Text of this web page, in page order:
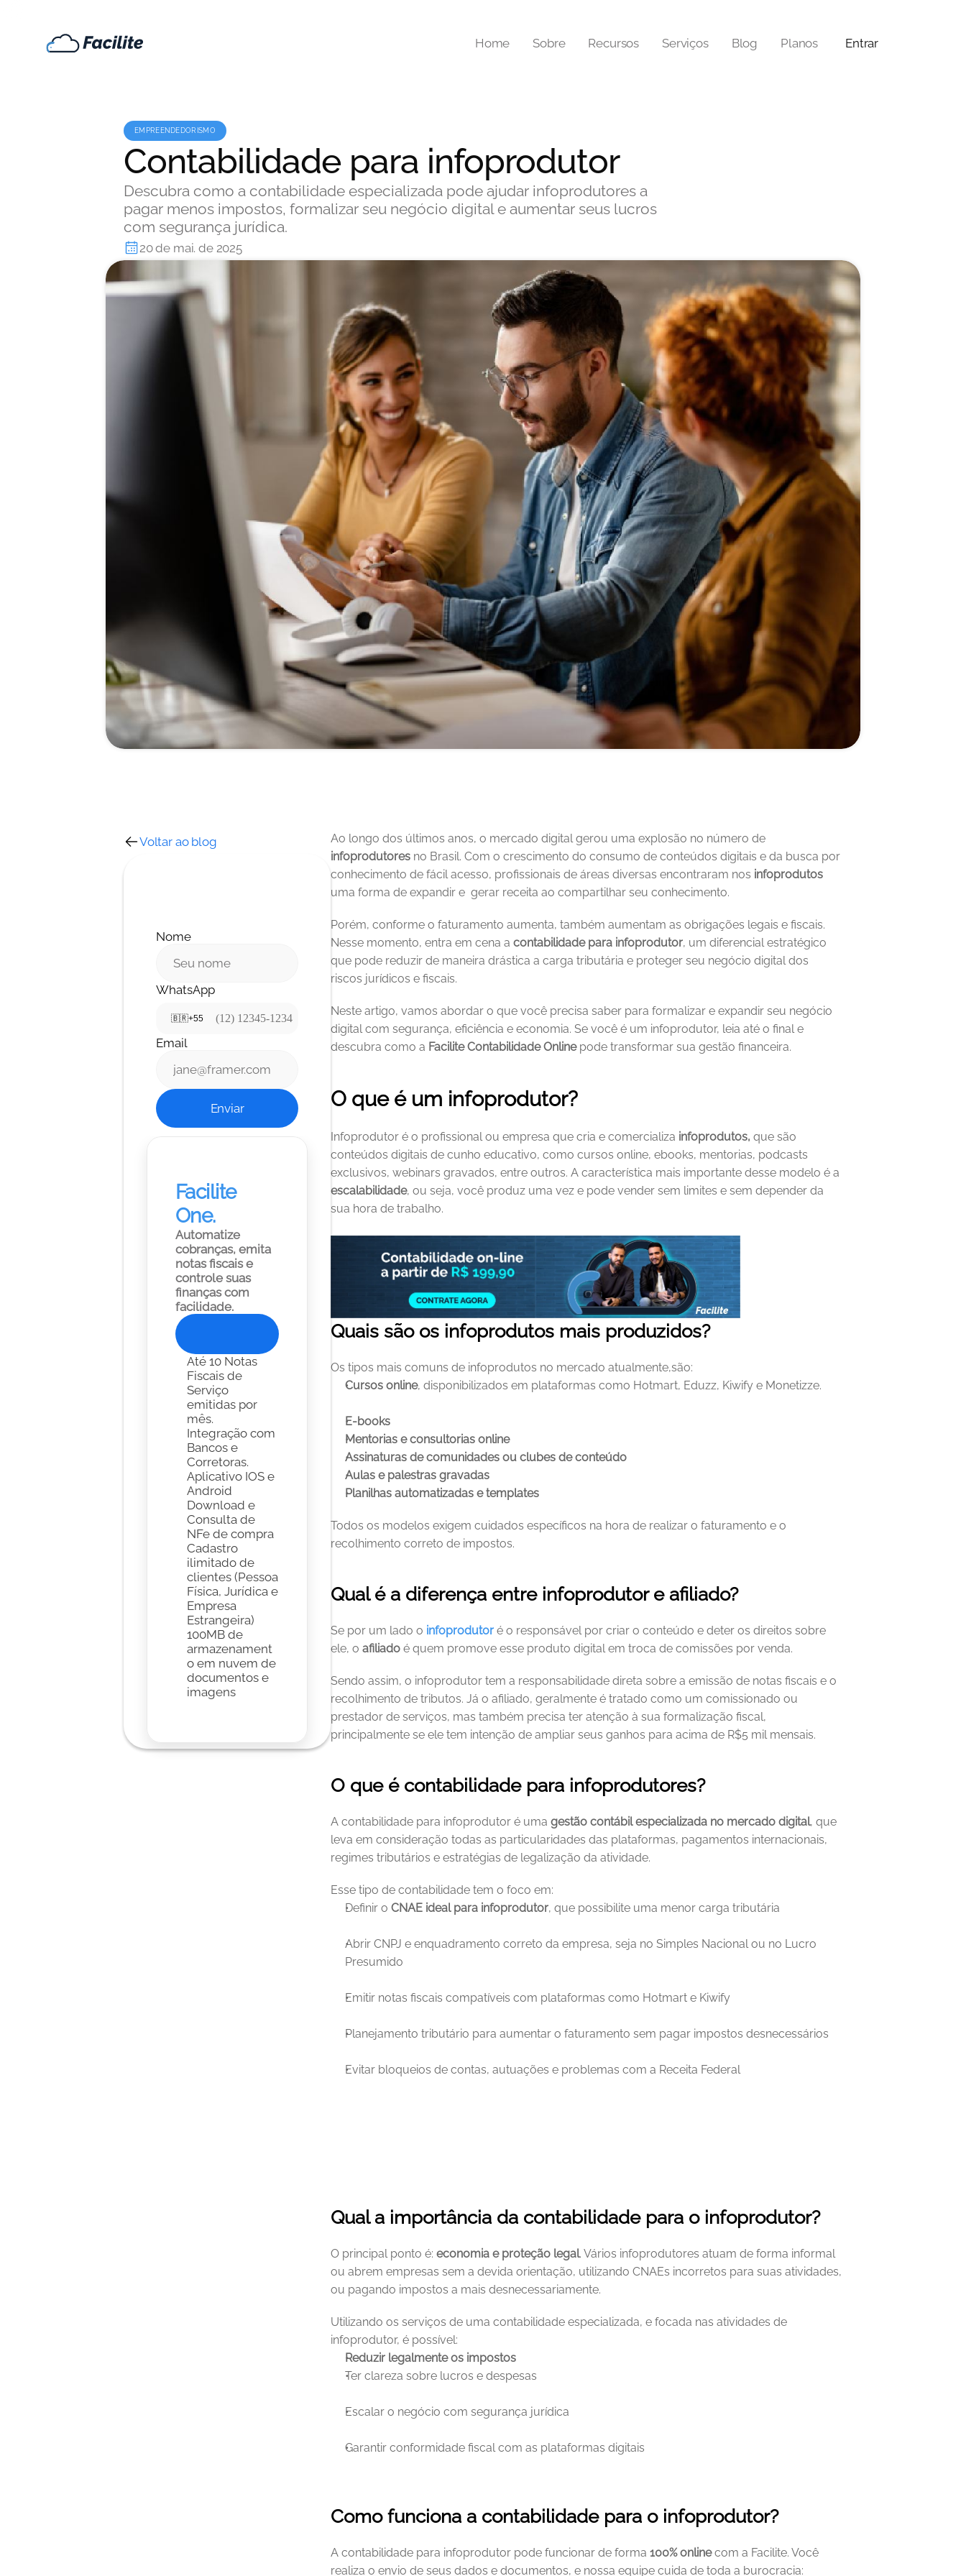
Home Sobre Recursos Serviços Blog Planos Entrar
EMPREENDEDORISMO
Contabilidade para infoprodutor
Descubra como a contabilidade especializada pode ajudar infoprodutores a
pagar menos impostos, formalizar seu negócio digital e aumentar seus lucros
com segurança jurídica.
20 de mai. de 2025
Voltar ao blog
Nome
WhatsApp
🇧🇷+55
Email
Enviar
Facilite
One.
Automatize
cobranças, emita
notas fiscais e
controle suas
finanças com
facilidade.
Experimente Gratis
Até 10 Notas
Fiscais de
Serviço
emitidas por
mês.
Integração com
Bancos e
Corretoras.
Aplicativo IOS e
Android
Download e
Consulta de
NFe de compra
Cadastro
ilimitado de
clientes (Pessoa
Física, Jurídica e
Empresa
Estrangeira)
100MB de
armazenament
o em nuvem de
documentos e
imagens
infoprodutores no Brasil. Com o crescimento do consumo de conteúdos digitais e da busca por
conhecimento de fácil acesso, profissionais de áreas diversas encontraram nos infoprodutos
uma forma de expandir e  gerar receita ao compartilhar seu conhecimento.
Porém, conforme o faturamento aumenta, também aumentam as obrigações legais e fiscais.
Nesse momento, entra em cena a contabilidade para infoprodutor, um diferencial estratégico
que pode reduzir de maneira drástica a carga tributária e proteger seu negócio digital dos
riscos jurídicos e fiscais.
Neste artigo, vamos abordar o que você precisa saber para formalizar e expandir seu negócio
digital com segurança, eficiência e economia. Se você é um infoprodutor, leia até o final e
descubra como a Facilite Contabilidade Online pode transformar sua gestão financeira.
O que é um infoprodutor?
Infoprodutor é o profissional ou empresa que cria e comercializa infoprodutos, que são
conteúdos digitais de cunho educativo, como cursos online, ebooks, mentorias, podcasts
escalabilidade, ou seja, você produz uma vez e pode vender sem limites e sem depender da
sua hora de trabalho.
Quais são os infoprodutos mais produzidos?
Os tipos mais comuns de infoprodutos no mercado atualmente,são:
Cursos online, disponibilizados em plataformas como Hotmart, Eduzz, Kiwify e Monetizze.
E-books
Mentorias e consultorias online
Assinaturas de comunidades ou clubes de conteúdo
Aulas e palestras gravadas
Planilhas automatizadas e templates
Todos os modelos exigem cuidados específicos na hora de realizar o faturamento e o
recolhimento correto de impostos.
Qual é a diferença entre infoprodutor e afiliado?
Se por um lado o infoprodutor é o responsável por criar o conteúdo e deter os direitos sobre
ele, o afiliado é quem promove esse produto digital em troca de comissões por venda.
Sendo assim, o infoprodutor tem a responsabilidade direta sobre a emissão de notas fiscais e o
recolhimento de tributos. Já o afiliado, geralmente é tratado como um comissionado ou
prestador de serviços, mas também precisa ter atenção à sua formalização fiscal,
principalmente se ele tem intenção de ampliar seus ganhos para acima de R$5 mil mensais.
O que é contabilidade para infoprodutores?
A contabilidade para infoprodutor é uma gestão contábil especializada no mercado digital, que
leva em consideração todas as particularidades das plataformas, pagamentos internacionais,
regimes tributários e estratégias de legalização da atividade.
Esse tipo de contabilidade tem o foco em:
Definir o CNAE ideal para infoprodutor, que possibilite uma menor carga tributária
Abrir CNPJ e enquadramento correto da empresa, seja no Simples Nacional ou no Lucro
Presumido
Emitir notas fiscais compatíveis com plataformas como Hotmart e Kiwify
Planejamento tributário para aumentar o faturamento sem pagar impostos desnecessários
Evitar bloqueios de contas, autuações e problemas com a Receita Federal
Qual a importância da contabilidade para o infoprodutor?
O principal ponto é: economia e proteção legal. Vários infoprodutores atuam de forma informal
ou abrem empresas sem a devida orientação, utilizando CNAEs incorretos para suas atividades,
ou pagando impostos a mais desnecessariamente.
Utilizando os serviços de uma contabilidade especializada, e focada nas atividades de
infoprodutor, é possível:
Reduzir legalmente os impostos
Ter clareza sobre lucros e despesas
Escalar o negócio com segurança jurídica
Garantir conformidade fiscal com as plataformas digitais
Como funciona a contabilidade para o infoprodutor?
A contabilidade para infoprodutor pode funcionar de forma 100% online com a Facilite. Você
realiza o envio de seus dados e documentos, e nossa equipe cuida de toda a burocracia: